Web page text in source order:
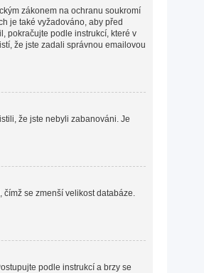
zákonem na ochranu soukromí
je také vyžadováno, aby před
pokračujte podle instrukcí, které v
že jste zadali správnou emailovou
že jste nebyli zabanováni. Je
se zmenší velikost databáze.
podle instrukcí a brzy se